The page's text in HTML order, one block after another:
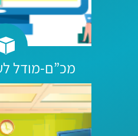
מכ”ם-מודל